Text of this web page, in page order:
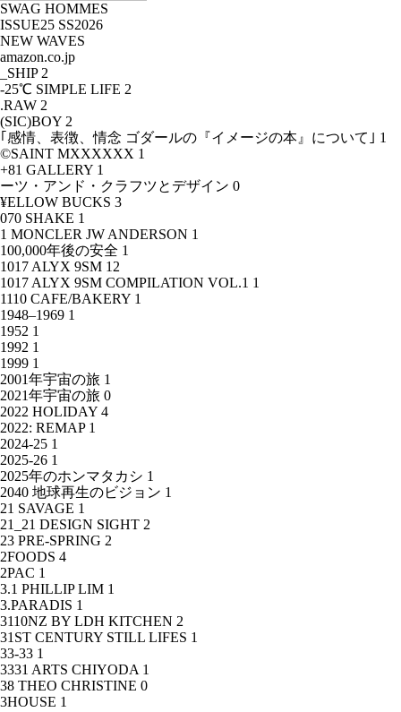
SWAG HOMMES
ISSUE25 SS2026
NEW WAVES
amazon.co.jp
_SHIP 2
-25℃ SIMPLE LIFE 2
.RAW 2
(SIC)BOY 2
｢感情、表徴、情念 ゴダールの『イメージの本』について｣ 1
©SAINT MXXXXXX 1
+81 GALLERY 1
ーツ・アンド・クラフツとデザイン 0
¥ELLOW BUCKS 3
070 SHAKE 1
1 MONCLER JW ANDERSON 1
100,000年後の安全 1
1017 ALYX 9SM 12
1017 ALYX 9SM COMPILATION VOL.1 1
1110 CAFE/BAKERY 1
1948–1969 1
1952 1
1992 1
1999 1
2001年宇宙の旅 1
2021年宇宙の旅 0
2022 HOLIDAY 4
2022: REMAP 1
2024-25 1
2025-26 1
2025年のホンマタカシ 1
2040 地球再生のビジョン 1
21 SAVAGE 1
21_21 DESIGN SIGHT 2
23 PRE-SPRING 2
2FOODS 4
2PAC 1
3.1 PHILLIP LIM 1
3.PARADIS 1
3110NZ BY LDH KITCHEN 2
31ST CENTURY STILL LIFES 1
33-33 1
3331 ARTS CHIYODA 1
38 THEO CHRISTINE 0
3HOUSE 1